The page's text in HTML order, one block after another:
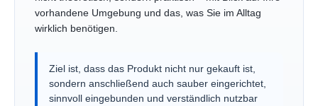
vorhandene Umgebung und das, was Sie im Alltag
wirklich benötigen.
Ziel ist, dass das Produkt nicht nur gekauft ist,
sondern anschließend auch sauber eingerichtet,
sinnvoll eingebunden und verständlich nutzbar